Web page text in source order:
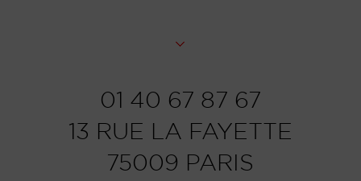
01 40 67 87 67
13 RUE LA FAYETTE
75009 PARIS